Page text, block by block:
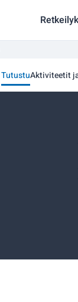
TutustuAktiviteetit